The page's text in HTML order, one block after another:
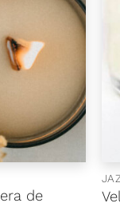
de